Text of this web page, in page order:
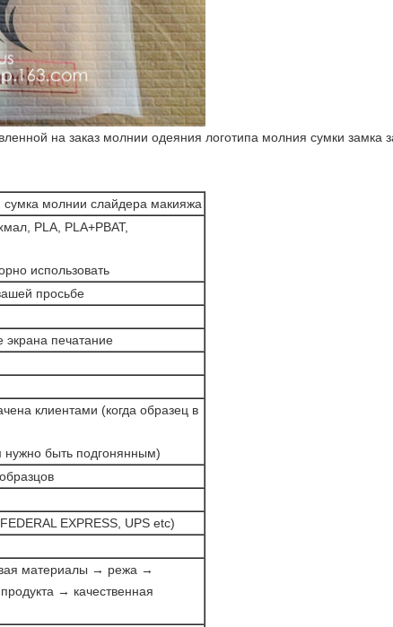
на заказ молнии одеяния логотипа молния сумки замка
сумка молнии слайдера макияжа
PLA, PLA+PBAT,
использовать
просьбе
экрана печатание
клиентами (когда образец в
нужно быть подгонянным)
EXPRESS, UPS etc)
материалы → режа →
→ качественная